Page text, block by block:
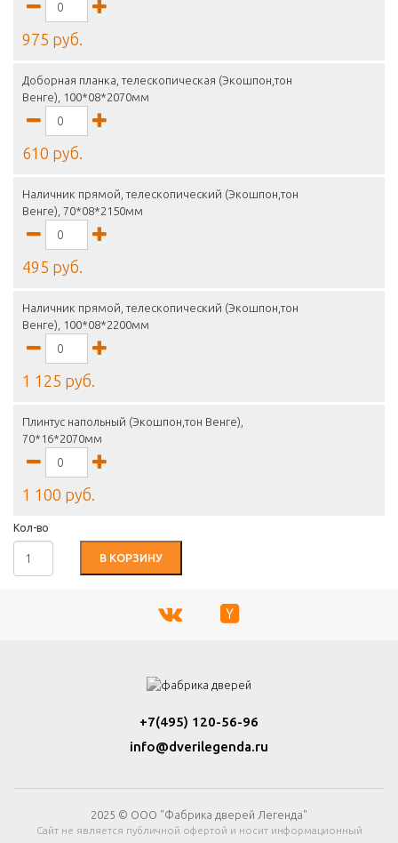
975 руб.
Доборная планка, телескопическая (Экошпон,тон
Венге), 100*08*2070мм
610 руб.
Наличник прямой, телескопический (Экошпон,тон
Венге), 70*08*2150мм
495 руб.
Наличник прямой, телескопический (Экошпон,тон
Венге), 100*08*2200мм
1 125 руб.
Плинтус напольный (Экошпон,тон Венге),
70*16*2070мм
1 100 руб.
Кол-во
В КОРЗИНУ
+7(495) 120-56-96
info@dverilegenda.ru
2025 © ООО "Фабрика дверей Легенда"
Сайт не является публичной офертой и носит информационный